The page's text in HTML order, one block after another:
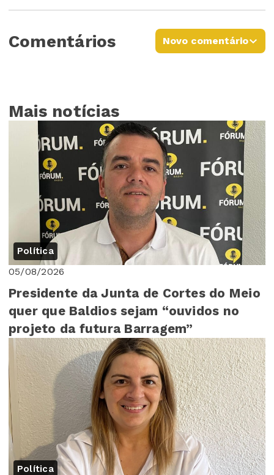
Comentários Novo comentário
Mais notícias
Política
05/08/2026
Presidente da Junta de Cortes do Meio
quer que Baldios sejam “ouvidos no
projeto da futura Barragem”
Política